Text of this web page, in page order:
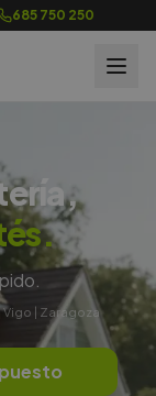
685 750 250
Vigo | Zaragoza